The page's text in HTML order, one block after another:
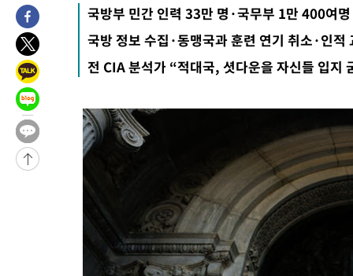
-25972초 전 >
서울 열대야 15일째 지속…비공식 '초열대야' 30도 넘어
-24539초 전 >
[속보]코스닥, 2.15포인트(0.27%) 내린 797.44 출발
-24522초 전 >
-20969초 전 >
6월 경상수지 497.3억 달러…두 달 연속 사상 최대
-20920초 전 >
-18282초 전 >
미 워싱턴주 스포캔 시의 통제불능 3개 산불, 방화선 일부 구축
-10455초 전 >
[속보] 호르무즈 해협 이란-오만 협상 기대속 뉴욕증시 혼조 마
우 0.49%↑
-8810초 전 >
[속보] 이란 대통령 "지금 최고지도자와 소통하기가 매우 어려
[속보] "이란-오만, 호르무즈 해협 통행 항로 합의" 이란 외무부 대
국방부 민간 인력 33만 명·국무부 1만 400여
국방 정보 수집·동맹국과 훈련 연기 취소·인적
전 CIA 분석가 “적대국, 셧다운을 자신들 입지